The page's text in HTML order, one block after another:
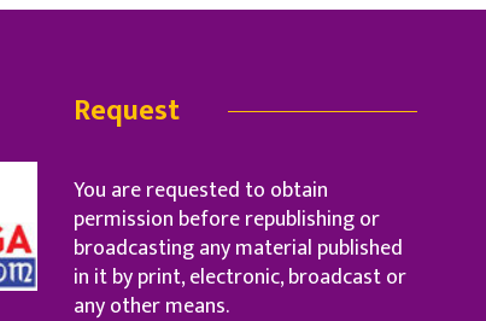
Request
You are requested to obtain
permission before republishing or
broadcasting any material published
in it by print, electronic, broadcast or
any other means.